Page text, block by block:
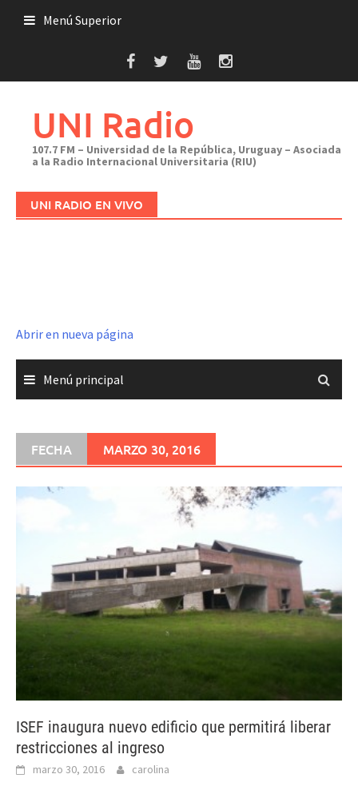
Menú Superior
UNI Radio
107.7 FM – Universidad de la República, Uruguay – Asociada
a la Radio Internacional Universitaria (RIU)
UNI RADIO EN VIVO
Abrir en nueva página
Menú principal
FECHA MARZO 30, 2016
ISEF inaugura nuevo edificio que permitirá liberar
restricciones al ingreso
marzo 30, 2016 carolina